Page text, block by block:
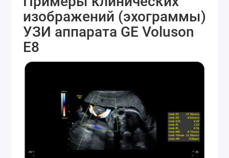
изображений (эхограммы)
УЗИ аппарата GE Voluson
E8